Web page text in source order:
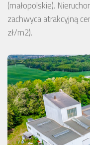
(małopolskie).
zachwyca atrakcyjną
zł/m2).